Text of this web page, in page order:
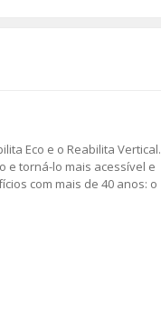
Eco e o Reabilita Vertical.
e torná-lo mais acessível e
com mais de 40 anos: o